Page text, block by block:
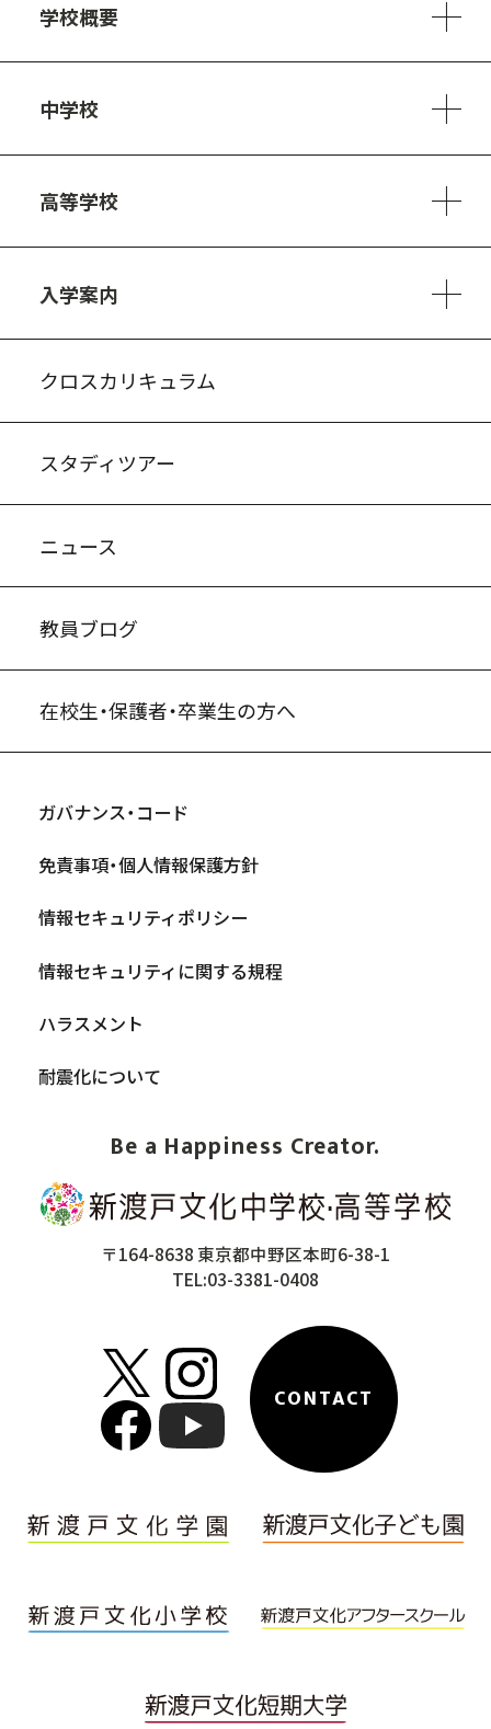
Be a Happiness Creator.
〒164-8638 東京都中野区本町6-38-1
TEL:03-3381-0408
CONTACT
学校概要
中学校
高等学校
入学案内
クロスカリキュラム
スタディツアー
ニュース
教員ブログ
在校生・保護者・卒業生の方へ
ガバナンス・コード
免責事項・個人情報保護方針
情報セキュリティポリシー
情報セキュリティに関する規程
ハラスメント
耐震化について